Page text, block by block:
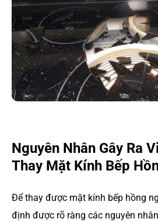
Nguyên Nhân Gây Ra
Thay Mặt Kính Bếp
Để thay được mặt kính bếp hồng
định được rõ ràng các nguyên